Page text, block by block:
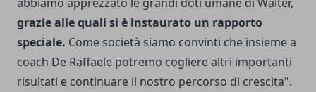
grazie alle quali si è instaurato un rapporto
speciale. Come società siamo convinti che insieme a
coach De Raffaele potremo cogliere altri importanti
risultati e continuare il nostro percorso di crescita".